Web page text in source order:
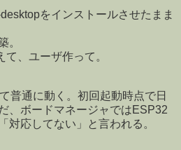
をインストールさせたまま
。
、ユーザ作って。
普通に動く。初回起動時点で日
、ボードマネージャではESP32
対応してない」と言われる。